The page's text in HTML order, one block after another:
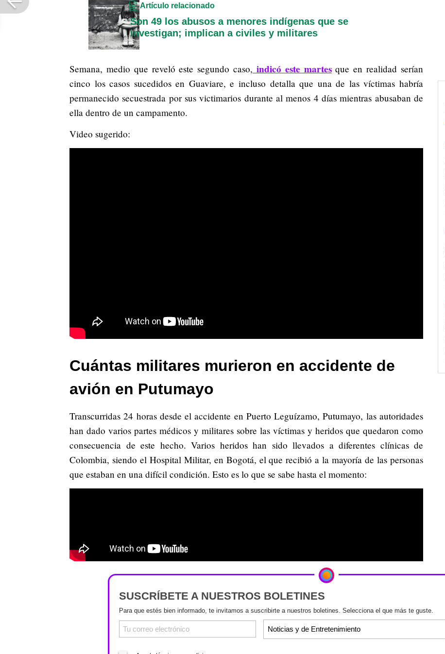
Artículo relacionado
Son 49 los abusos a menores indígenas que se
investigan; implican a civiles y militares
Semana, medio que reveló este segundo caso, indicó este martesque en realidad serían
cinco los casos sucedidos en Guaviare, e incluso detalla que una de las víctimas habría
permanecido secuestrada por sus victimarios durante al menos 4 días mientras abusaban de
ella dentro de un campamento.
Video sugerido:
Cuántas militares murieron en accidente de
avión en Putumayo
Transcurridas 24 horas desde el accidente en Puerto Leguízamo, Putumayo, las autoridades
han dado varios partes médicos y militares sobre las víctimas y heridos que quedaron como
consecuencia de este hecho. Varios heridos han sido llevados a diferentes clínicas de
Colombia, siendo el Hospital Militar, en Bogotá, el que recibió a la mayoría de las personas
que estaban en una difícil condición. Esto es lo que se sabe hasta el momento:
SUSCRÍBETE A NUESTROS BOLETINES
Para que estés bien informado, te invitamos a suscribirte a nuestros boletines. Selecciona el que más te guste.